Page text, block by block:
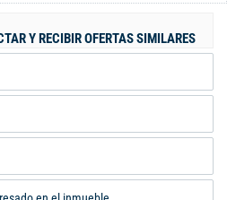
Y RECIBIR OFERTAS SIMILARES